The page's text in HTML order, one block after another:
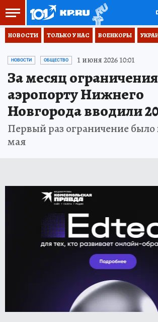
НОВОСТИ ТОЛЬКО У НАС ВОЕНКОРЫ
НОВОСТИ ОБЩЕСТВО 1 июня 2026 10:01
За месяц
аэропорту Нижнего
Новгорода вводили
Первый раз ограничение было
мая